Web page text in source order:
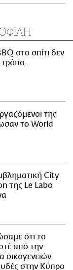
στο σπίτι δεν
τρόπο.
της
το World
City
της Le Labo
ότι το
από την
οικογενειών
στην Κύπρο